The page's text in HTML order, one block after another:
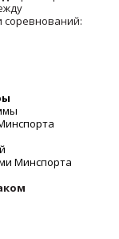
Минспорта